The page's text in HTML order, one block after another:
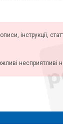
інструкції,